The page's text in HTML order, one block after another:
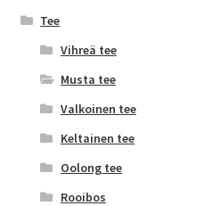
Tee
Vihreä tee
Musta tee
Valkoinen tee
Keltainen tee
Oolong tee
Rooibos